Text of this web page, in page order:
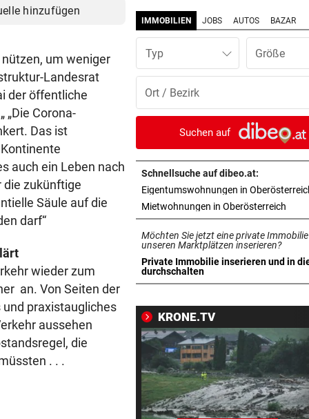
hinzufügen
um weniger
Landesrat
der öffentliche
„Die Corona-
Das ist
auch ein Leben nach
die zukünftige
Säule auf die
darf“
wieder zum
an. Von Seiten der
praxistaugliches
aussehen
die
. . .
ABER KEIN MORDVERSUCH vor 8
Messerstecher muss für
Jahre ins Gefängnis
vor
ohne Bergeinsatz
ERHÖHTE WERTE: vor
Der nächste Badesee muss
geschlossen werden
OBERÖSTERREICH vor 11
„Wer will mich?“: Diese
haben kein Zuhause
FEUERWEHR-AUSSTATTER
Geschäft von Rosenbauer
NEUES MODELL vor 12
Regeln bei Deutschkursen
jetzt verschärft
CHEF VON VERSICHERUNG: vor
IMMOBILIEN JOBS AUTOS BAZAR
Typ
Suchen auf
Schnellsuche auf dibeo.at:
Eigentumswohnungen in
Mietwohnungen in Oberösterreich
Möchten Sie jetzt eine private
unseren Marktplätzen inserieren?
Private Immobilie inserieren und in
durchschalten
in neuem Tab öffnen
KRONE.TV